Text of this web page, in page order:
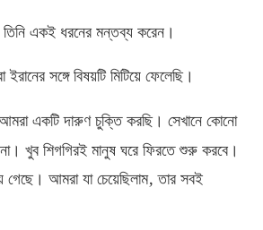
তিনি একই ধরনের মন্তব্য করেন।
সঙ্গে বিষয়টি মিটিয়ে ফেলেছি।
একটি দারুণ চুক্তি করছি। সেখানে কোনো
না। খুব শিগগিরই মানুষ ঘরে ফিরতে শুরু করবে।
গেছে। আমরা যা চেয়েছিলাম,তার সবই